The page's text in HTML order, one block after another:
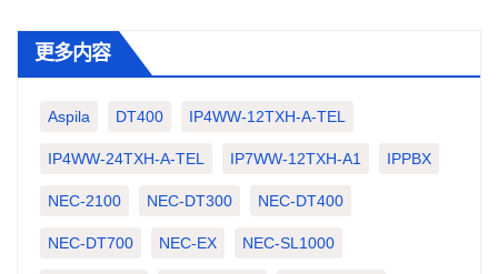
更多内容
Aspila DT400 IP4WW-12TXH-A-TEL
IP4WW-24TXH-A-TEL IP7WW-12TXH-A1 IPPBX
NEC-2100 NEC-DT300 NEC-DT400
NEC-DT700 NEC-EX NEC-SL1000